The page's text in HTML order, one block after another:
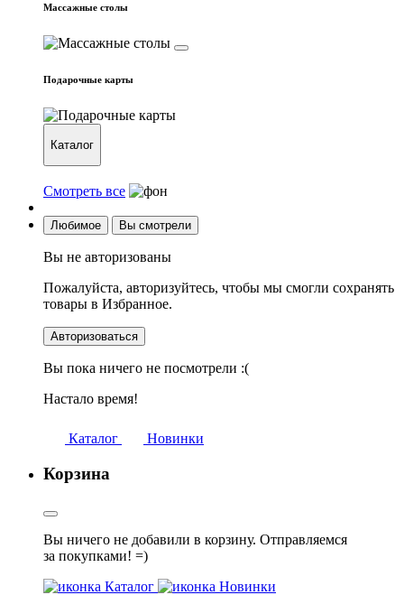
Массажные столы
Подарочные карты
Каталог
Смотреть все
Любимое Вы смотрели
Вы не авторизованы
Пожалуйста, авторизуйтесь, чтобы мы смогли сохранять
товары в Избранное.
Авторизоваться
Вы пока ничего не посмотрели :(
Настало время!
Каталог Новинки
Корзина
Вы ничего не добавили в корзину. Отправляемся
за покупками! =)
Каталог
Новинки